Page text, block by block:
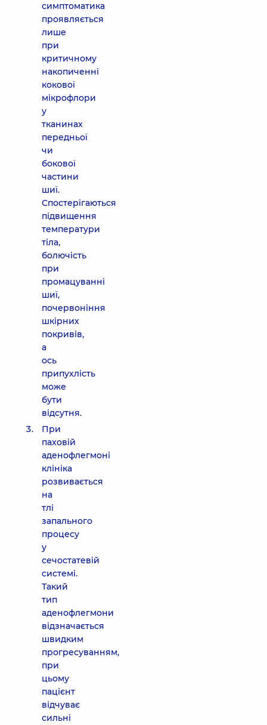
симптоматика
проявляється
лише
при
критичному
накопиченні
кокової
мікрофлори
у
тканинах
передньої
чи
бокової
частини
шиї.
Спостерігаються
підвищення
температури
тіла,
болючість
при
промацуванні
шиї,
почервоніння
шкірних
покривів,
а
ось
припухлість
може
бути
відсутня.
При
паховій
аденофлегмоні
клініка
розвивається
на
тлі
запального
процесу
у
сечостатевій
системі.
Такий
тип
аденофлегмони
відзначається
швидким
прогресуванням,
при
цьому
пацієнт
відчуває
сильні